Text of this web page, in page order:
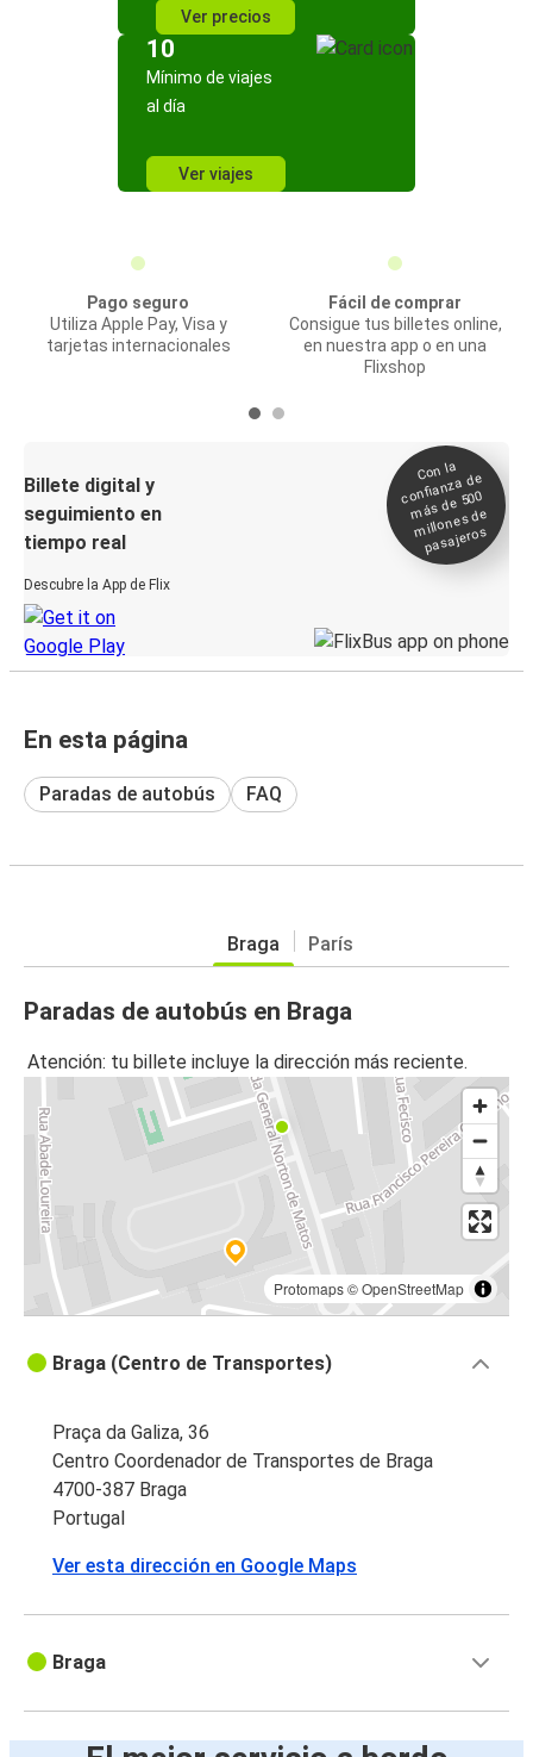
Ver precios
10
Mínimo de viajes
al día
Ver viajes
Pago seguro
Utiliza Apple Pay, Visa y
tarjetas internacionales
Fácil de comprar
Consigue tus billetes online,
en nuestra app o en una
Flixshop
Billete digital y
seguimiento en
tiempo real
Descubre la App de Flix
Con la
confianza de
más de 500
millones de
pasajeros
En esta página
Paradas de autobús FAQ
Braga París
Paradas de autobús en Braga
Atención: tu billete incluye la dirección más reciente.
Protomaps©OpenStreetMap
Braga (Centro de Transportes)
Praça da Galiza, 36
Centro Coordenador de Transportes de Braga
4700-387 Braga
Portugal
Ver esta dirección en Google Maps
Braga